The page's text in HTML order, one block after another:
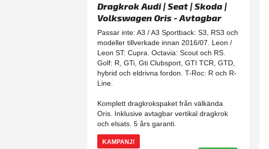
Dragkrok Audi | Seat | Skoda |
Volkswagen Oris - Avtagbar
Passar inte: A3 / A3 Sportback: S3, RS3 och
modeller tillverkade innan 2016/07. Leon /
Leon ST: Cupra. Octavia: Scout och RS.
Golf: R, GTi, Gti Clubsport, GTI TCR, GTD,
hybrid och eldrivna fordon. T-Roc: R och R-
Line.
Komplett dragkrokspaket från välkända
Oris. Inklusive avtagbar vertikal dragkrok
och elsats. 5 års garanti.
KAMPANJ!